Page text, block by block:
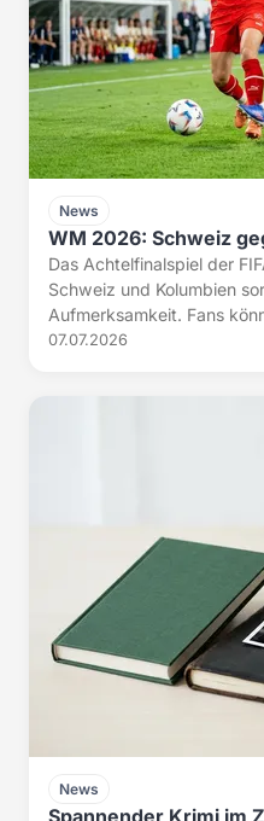
News
WM 2026: Schweiz
Das Achtelfinalspiel der
Schweiz und Kolumbien
Aufmerksamkeit. Fans
07.07.2026
News
Spannender Krimi im